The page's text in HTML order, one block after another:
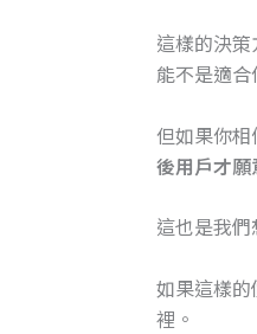
這樣的決
能不是適合
但如果你相
後用戶才願
這也是我
如果這樣
裡。